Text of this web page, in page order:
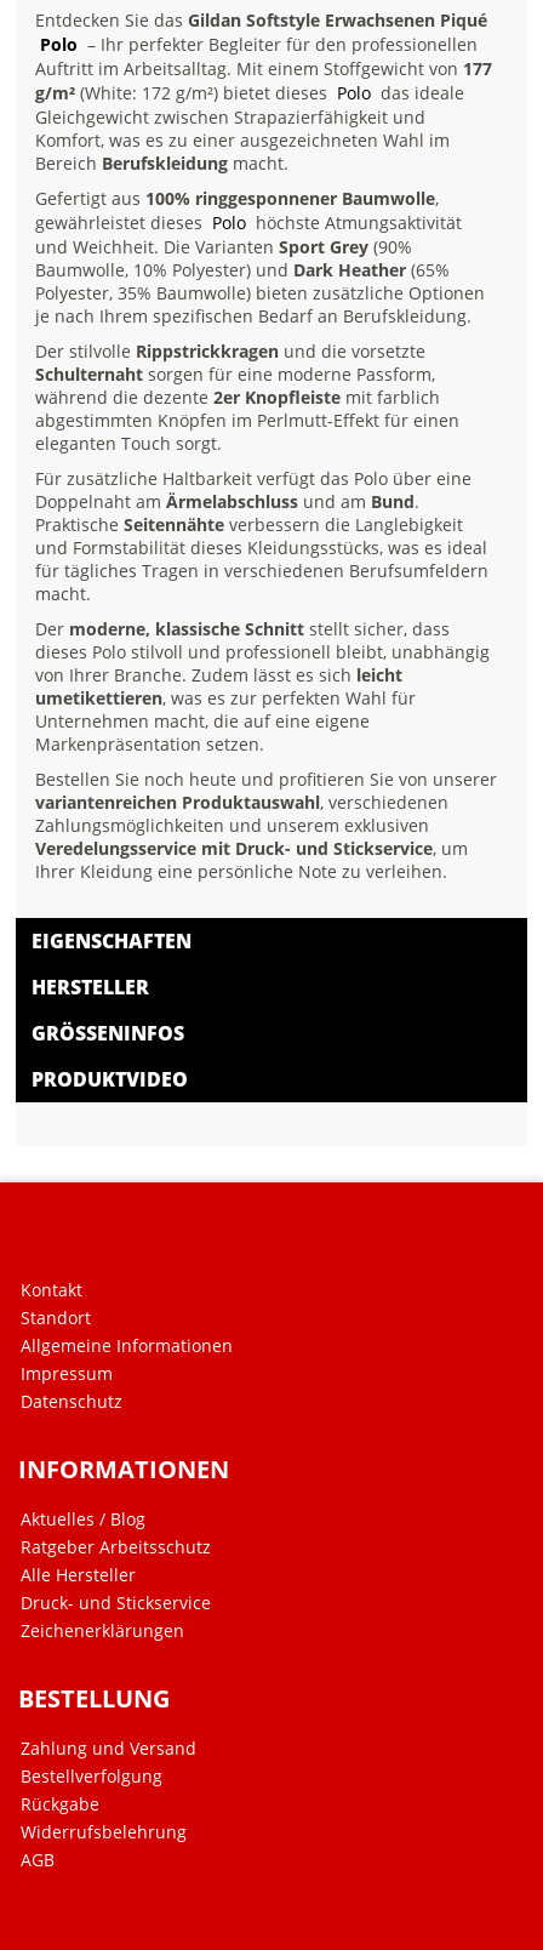
Entdecken Sie dasGildan Softstyle Erwachsenen Piqué
Polo – Ihr perfekter Begleiter für den professionellen
Auftritt im Arbeitsalltag. Mit einem Stoffgewicht von 177
g/m² (White: 172 g/m²) bietet dieses Polo das ideale
Gleichgewicht zwischen Strapazierfähigkeit und
Komfort, was es zu einer ausgezeichneten Wahl im
Bereich Berufskleidung macht.
Gefertigt aus 100% ringgesponnener Baumwolle,
gewährleistet dieses Polo höchste Atmungsaktivität
und Weichheit. Die VariantenSport Grey (90%
Baumwolle, 10% Polyester) und Dark Heather (65%
Polyester, 35% Baumwolle) bieten zusätzliche Optionen
je nach Ihrem spezifischen Bedarf an Berufskleidung.
Der stilvolle Rippstrickkragen und die vorsetzte
Schulternaht sorgen für eine moderne Passform,
während die dezente2er Knopfleiste mit farblich
abgestimmten Knöpfen im Perlmutt-Effekt für einen
eleganten Touch sorgt.
Für zusätzliche Haltbarkeit verfügt das Polo über eine
Doppelnaht amÄrmelabschluss und am Bund.
PraktischeSeitennähte verbessern die Langlebigkeit
und Formstabilität dieses Kleidungsstücks, was es ideal
für tägliches Tragen in verschiedenen Berufsumfeldern
macht.
Der moderne, klassische Schnitt stellt sicher, dass
dieses Polo stilvoll und professionell bleibt, unabhängig
von Ihrer Branche. Zudem lässt es sich leicht
umetikettieren, was es zur perfekten Wahl für
Unternehmen macht, die auf eine eigene
Markenpräsentation setzen.
Bestellen Sie noch heute und profitieren Sie von unserer
variantenreichen Produktauswahl, verschiedenen
Zahlungsmöglichkeiten und unserem exklusiven
Veredelungsservice mit Druck- und Stickservice, um
Ihrer Kleidung eine persönliche Note zu verleihen.
EIGENSCHAFTEN
HERSTELLER
GRÖSSENINFOS
PRODUKTVIDEO
Kontakt
Standort
Allgemeine Informationen
Impressum
Datenschutz
INFORMATIONEN
Aktuelles / Blog
Ratgeber Arbeitsschutz
Alle Hersteller
Druck- und Stickservice
Zeichenerklärungen
BESTELLUNG
Zahlung und Versand
Bestellverfolgung
Rückgabe
Widerrufsbelehrung
AGB